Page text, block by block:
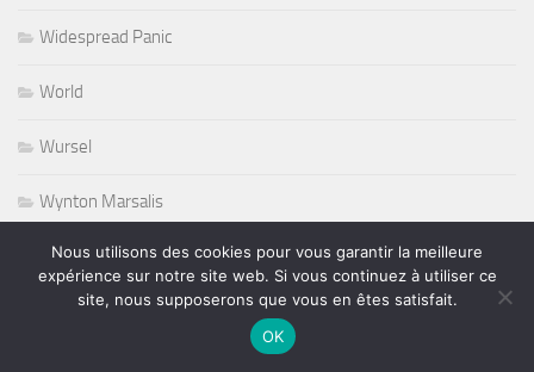
Widespread Panic
World
Wursel
Wynton Marsalis
Yesterday and Today
Nous utilisons des cookies pour vous garantir la meilleure
expérience sur notre site web. Si vous continuez à utiliser ce
site, nous supposerons que vous en êtes satisfait.
OK